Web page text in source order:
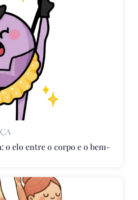
o elo entre o corpo e o bem-